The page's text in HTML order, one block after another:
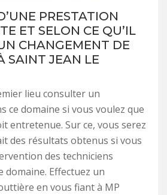
PRESTATION
ET SELON CE QU’IL
CHANGEMENT DE
SAINT JEAN LE
lieu consulter un
ce domaine si vous voulez que
entretenue. Sur ce, vous serez
des résultats obtenus si vous
des techniciens
domaine. Effectuez un
en vous fiant à MP